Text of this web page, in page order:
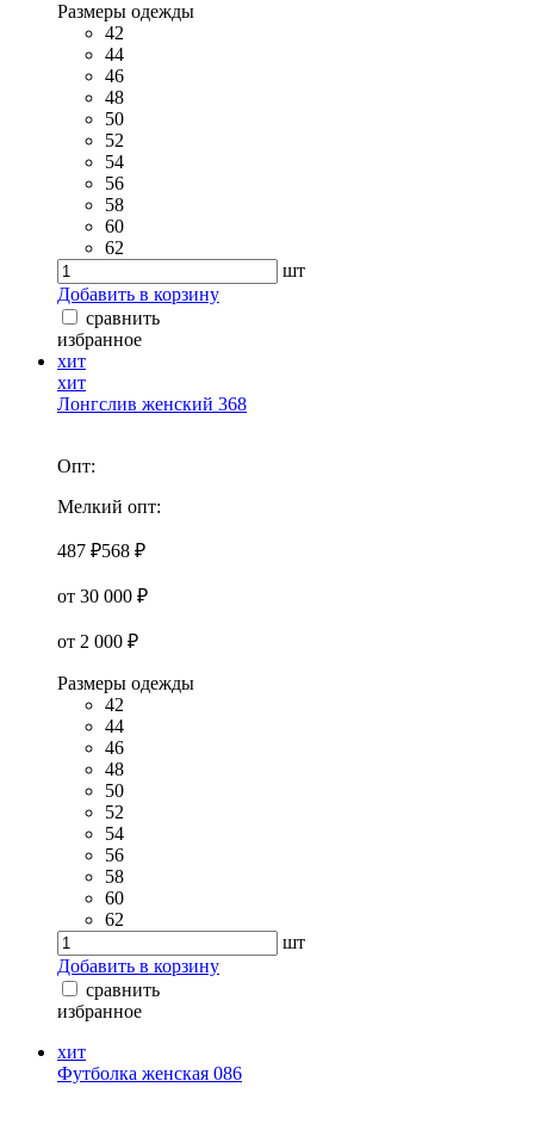
Размеры одежды
42
44
46
48
50
52
54
56
58
60
62
шт
Добавить в корзину
сравнить
избранное
хит
хит
Лонгслив женский 368
Опт:
Мелкий опт:
487 ₽568 ₽
от 30 000 ₽
от 2 000 ₽
Размеры одежды
42
44
46
48
50
52
54
56
58
60
62
шт
Добавить в корзину
сравнить
избранное
хит
Футболка женская 086